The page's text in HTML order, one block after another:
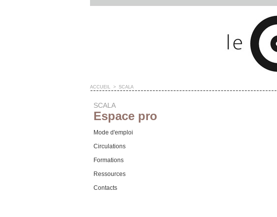
ACCUEIL > SCALA
SCALA
Espace pro
Mode d'emploi
Circulations
Formations
Ressources
Contacts